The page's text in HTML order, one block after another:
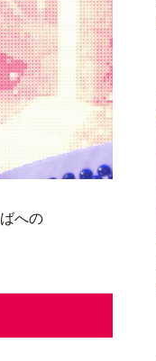
への